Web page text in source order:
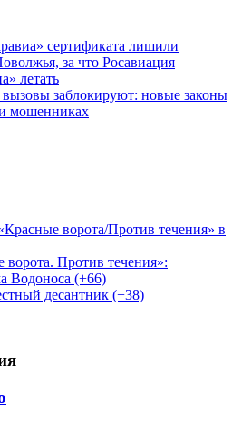
сертификата лишили
за что Росавиация
летать
вызовы заблокируют: новые законы
и мошенниках
ворота/Против течения» в
Против течения»:
Водоноса (+66)
десантник (+38)